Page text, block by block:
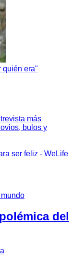
quién era"
más
bulos y
ser feliz - WeLife
del